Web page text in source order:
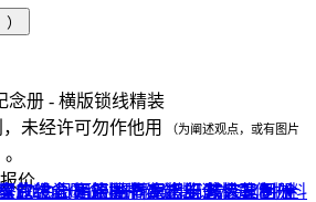
念册 - 横版锁线精装
，未经许可勿作他用
（为阐述观点，或有图片
。
价
VI+LOGO 企业刊物 包装设计 宣传物料
餐饮设计 酒店品牌设计 纪念相册 ▼
业纪念册 领导/同事相册 成人礼相册
庭/生日相册 旅行纪念册 精装定制 ▼
包装盒 高端楼书 家谱族谱 家具画册